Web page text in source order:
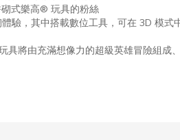
式樂高® 玩具的粉絲
驗，其中搭載數位工具，可在 3D 模式
具將由充滿想像力的超級英雄冒險組成